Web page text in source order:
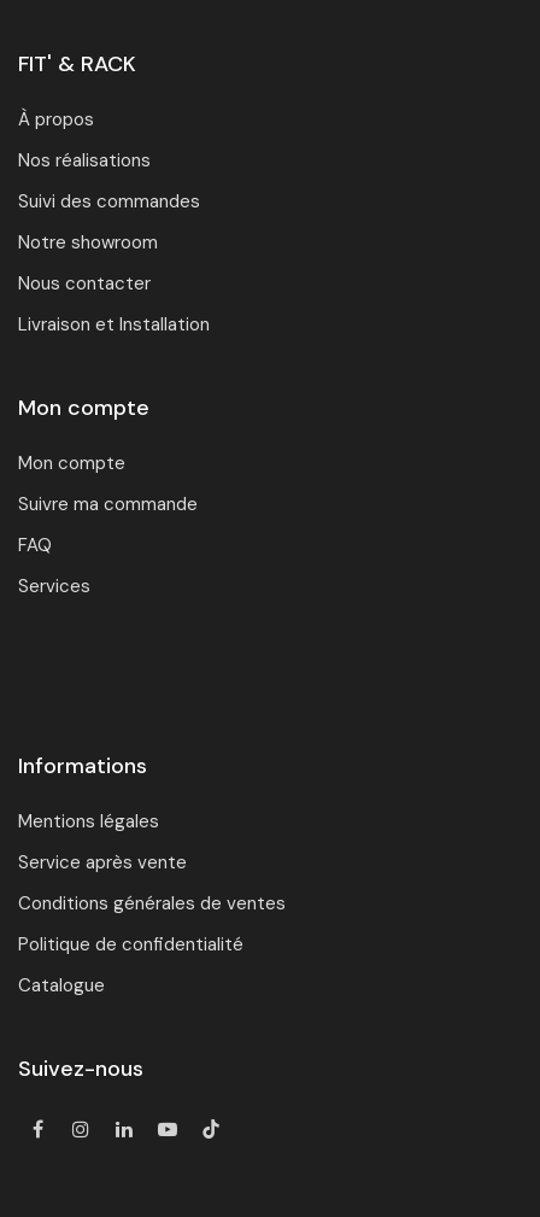
FIT' & RACK
À propos
Nos réalisations
Suivi des commandes
Notre showroom
Nous contacter
Livraison et Installation
Mon compte
Mon compte
Suivre ma commande
FAQ
Services
Informations
Mentions légales
Service après vente
Conditions générales de ventes
Politique de confidentialité
Catalogue
Suivez-nous